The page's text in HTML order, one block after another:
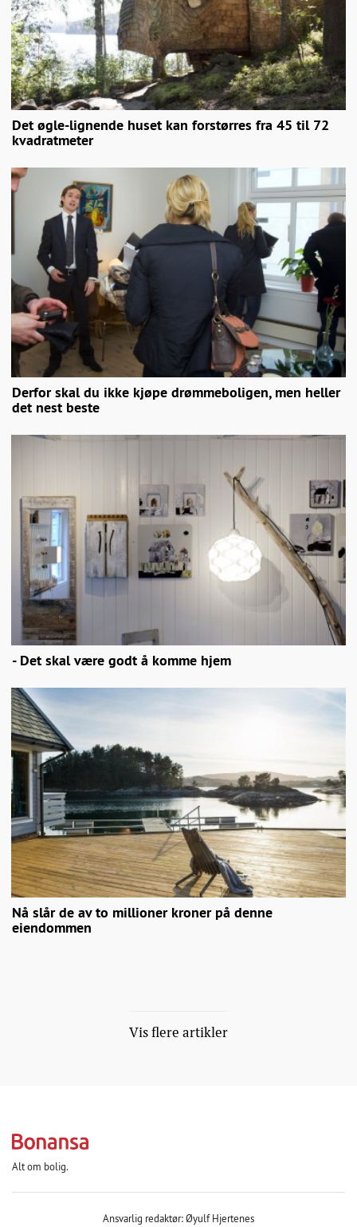
Det øgle-lignende huset kan forstørres fra 45 til 72
kvadratmeter
Derfor skal du ikke kjøpe drømmeboligen, men heller
det nest beste
- Det skal være godt å komme hjem
Nå slår de av to millioner kroner på denne
eiendommen
Vis flere artikler
Alt om bolig.
Ansvarlig redaktør: Øyulf Hjertenes